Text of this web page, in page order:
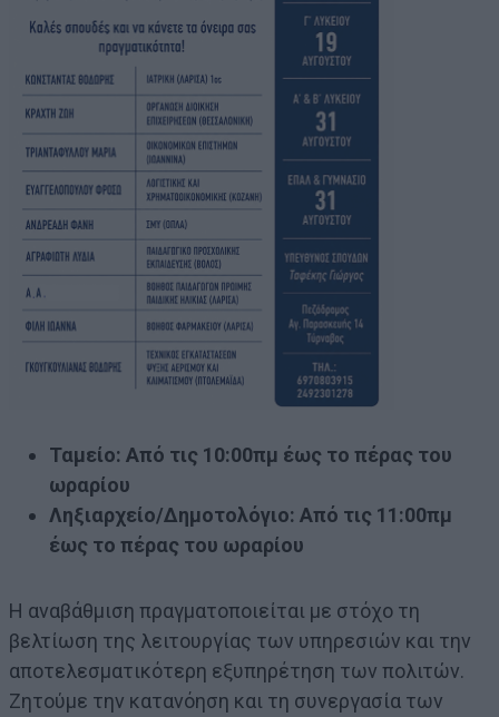
Ταμείο: Από τις 10:00πμ έως το πέρας του
ωραρίου
Ληξιαρχείο/Δημοτολόγιο: Από τις 11:00πμ
έως το πέρας του ωραρίου
Η αναβάθμιση πραγματοποιείται με στόχο τη
βελτίωση της λειτουργίας των υπηρεσιών και την
αποτελεσματικότερη εξυπηρέτηση των πολιτών.
Ζητούμε την κατανόηση και τη συνεργασία των